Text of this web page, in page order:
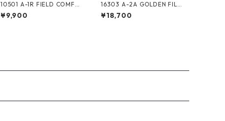
10501 A-1R FIELD COMFO
RT
¥9,900
16303 A-2A GOLDEN FILE
D
¥18,700